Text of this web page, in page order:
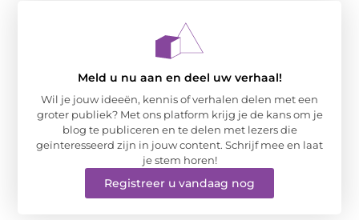
Meld u nu aan en deel uw verhaal!
Wil je jouw ideeën, kennis of verhalen delen met een
groter publiek? Met ons platform krijg je de kans om je
blog te publiceren en te delen met lezers die
geïnteresseerd zijn in jouw content. Schrijf mee en laat
je stem horen!
Registreer u vandaag nog